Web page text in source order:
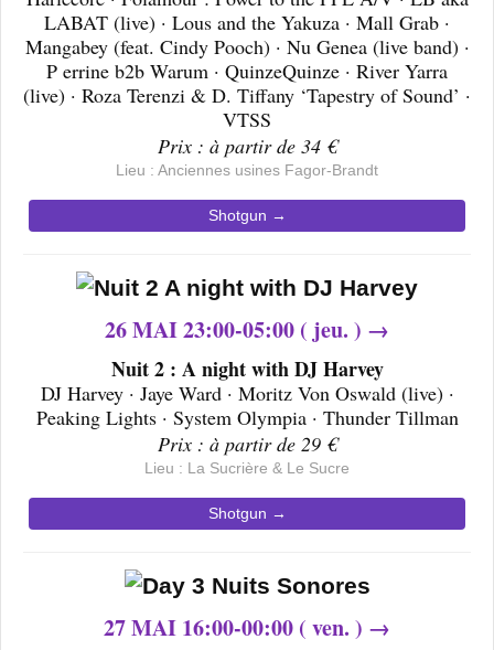
LABAT (live) · Lous and the Yakuza · Mall Grab ·
Mangabey (feat. Cindy Pooch) · Nu Genea (live band) ·
P errine b2b Warum · QuinzeQuinze · River Yarra
(live) · Roza Terenzi & D. Tiffany ‘Tapestry of Sound’ ·
VTSS
Prix : à partir de 34 €
Lieu : Anciennes usines Fagor-Brandt
Shotgun →
26 MAI 23:00-05:00 ( jeu. ) →
Nuit 2 : A night with DJ Harvey
DJ Harvey · Jaye Ward · Moritz Von Oswald (live) ·
Peaking Lights · System Olympia · Thunder Tillman
Prix : à partir de 29 €
Lieu : La Sucrière & Le Sucre
Shotgun →
27 MAI 16:00-00:00 ( ven. ) →